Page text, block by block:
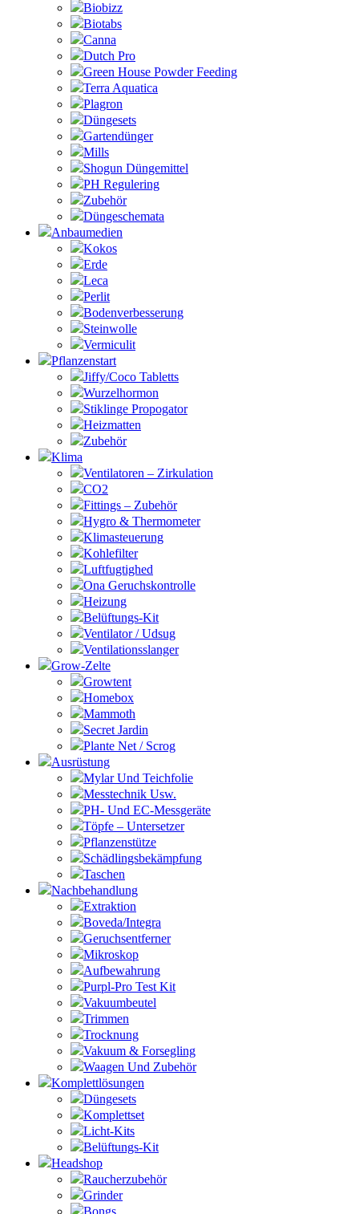
Biobizz
Biotabs
Canna
Dutch Pro
Green House Powder Feeding
Terra Aquatica
Plagron
Düngesets
Gartendünger
Mills
Shogun Düngemittel
PH Regulering
Zubehör
Düngeschemata
Anbaumedien
Kokos
Erde
Leca
Perlit
Bodenverbesserung
Steinwolle
Vermiculit
Pflanzenstart
Jiffy/Coco Tabletts
Wurzelhormon
Stiklinge Propogator
Heizmatten
Zubehör
Klima
Ventilatoren – Zirkulation
CO2
Fittings – Zubehör
Hygro & Thermometer
Klimasteuerung
Kohlefilter
Luftfugtighed
Ona Geruchskontrolle
Heizung
Belüftungs-Kit
Ventilator / Udsug
Ventilationsslanger
Grow-Zelte
Growtent
Homebox
Mammoth
Secret Jardin
Plante Net / Scrog
Ausrüstung
Mylar Und Teichfolie
Messtechnik Usw.
PH- Und EC-Messgeräte
Töpfe – Untersetzer
Pflanzenstütze
Schädlingsbekämpfung
Taschen
Nachbehandlung
Extraktion
Boveda/Integra
Geruchsentferner
Mikroskop
Aufbewahrung
Purpl-Pro Test Kit
Vakuumbeutel
Trimmen
Trocknung
Vakuum & Forsegling
Waagen Und Zubehör
Komplettlösungen
Düngesets
Komplettset
Licht-Kits
Belüftungs-Kit
Headshop
Raucherzubehör
Grinder
Bongs